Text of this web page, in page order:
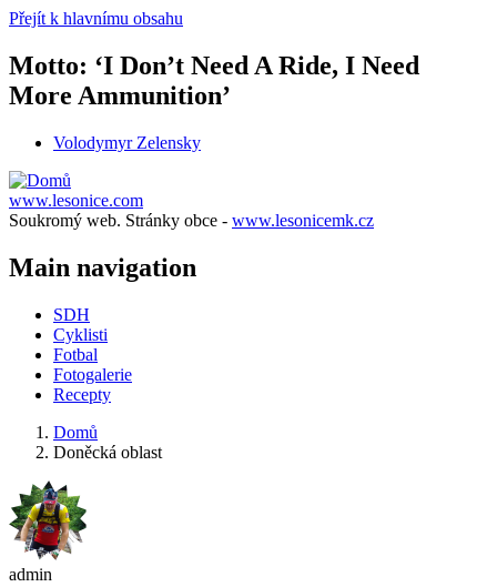
Přejít k hlavnímu obsahu
Motto: ‘I Don’t Need A Ride, I Need
More Ammunition’
Volodymyr Zelensky
www.lesonice.com
Soukromý web. Stránky obce - www.lesonicemk.cz
Main navigation
SDH
Cyklisti
Fotbal
Fotogalerie
Recepty
Domů
Doněcká oblast
admin